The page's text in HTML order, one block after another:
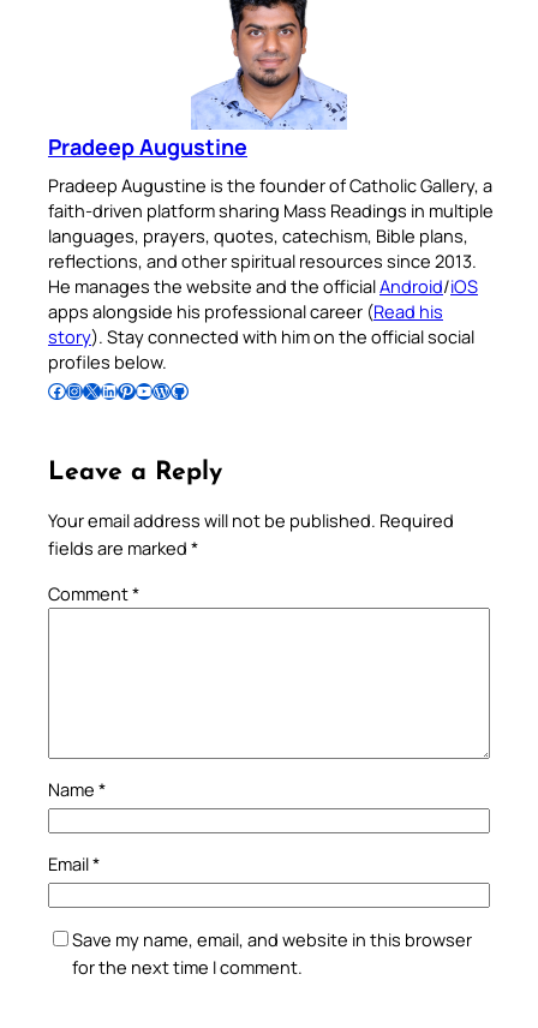
Pradeep Augustine
Pradeep Augustine is the founder of Catholic Gallery, a
faith-driven platform sharing Mass Readings in multiple
languages, prayers, quotes, catechism, Bible plans,
reflections, and other spiritual resources since 2013.
He manages the website and the officialAndroid/iOS
apps alongside his professional career (Read his
story). Stay connected with him on the official social
profiles below.
Follow Pradeep on Facebook Follow Pradeep on InstagramFollow Pradeep on X Follow Pradeep on LinkedIn Follow Pradeep on Pinterest Subscribe to Pradeep’s Youtube Channel Follow Pradeep on WordPress Follow Pradeep on GitHub
Leave a Reply
Your email address will not be published. Required
fields are marked *
Comment*
Name *
Email*
Save my name, email, and website in this browser
for the next time I comment.